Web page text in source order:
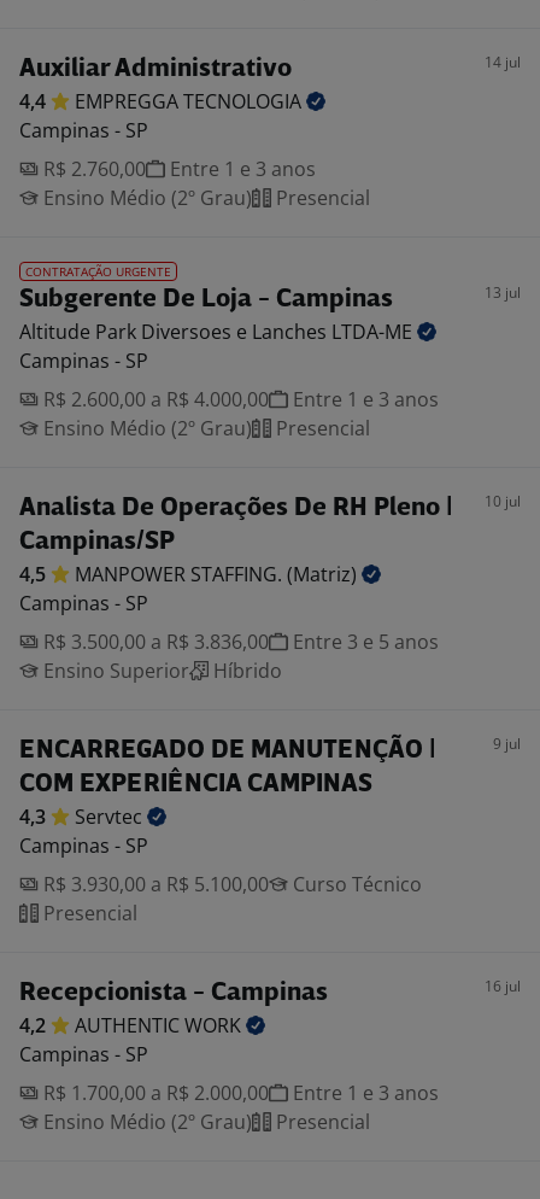
Auxiliar Administrativo 14 jul
4,4 EMPREGGATECNOLOGIA
Campinas - SP
R$ 2.760,00
Entre 1 e 3 anos
Ensino Médio (2º Grau)
Presencial
CONTRATAÇÃO URGENTE
Subgerente De Loja - Campinas 13 jul
Altitude Park Diversoes e Lanches LTDA-ME
Campinas - SP
R$ 2.600,00 a R$ 4.000,00
Entre 1 e 3 anos
Ensino Médio (2º Grau)
Presencial
Analista De Operações De RH Pleno |
Campinas/SP
10 jul
4,5 MANPOWER STAFFING. (Matriz)
Campinas - SP
R$ 3.500,00 a R$ 3.836,00
Entre 3 e 5 anos
Ensino Superior
Híbrido
ENCARREGADO DE MANUTENÇÃO |
COM EXPERIÊNCIA CAMPINAS
9 jul
4,3
Servtec
Campinas - SP
R$ 3.930,00 a R$ 5.100,00
Curso Técnico
Presencial
Recepcionista - Campinas 16 jul
4,2 AUTHENTICWORK
Campinas - SP
R$ 1.700,00 a R$ 2.000,00
Entre 1 e 3 anos
Ensino Médio (2º Grau)
Presencial